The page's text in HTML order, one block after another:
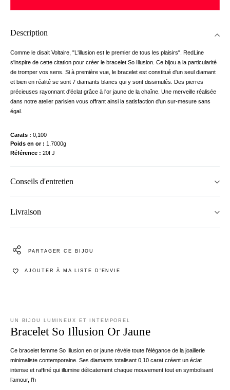
Description
Comme le disait Voltaire, "L'illusion est le premier de tous les plaisirs". RedLine
s'inspire de cette citation pour créer le bracelet So Illusion. Ce bijou a la particularité
de tromper vos sens. Si à première vue, le bracelet est constitué d'un seul diamant
et bien en réalité se sont 7 diamants blancs qui y sont dissimulés. Des pierres
précieuses rayonnant d'éclat grâce à l'or jaune de la chaîne. Une merveille réalisée
dans notre atelier parisien vous offrant ainsi la satisfaction d'un sur-mesure sans
égal.
Carats
0,100
Poids en or
1.7000g
Référence
20f J
Conseils d'entretien
Livraison
PARTAGER CE BIJOU
AJOUTER À MA LISTE D’ENVIE
UN BIJOU LUMINEUX ET INTEMPOREL
Bracelet So Illusion Or Jaune
Ce bracelet femme So Illusion en or jaune révèle toute l’élégance de la joaillerie
minimaliste contemporaine. Ses diamants totalisant 0,10 carat créent un éclat
intense et raffiné qui illumine délicatement chaque mouvement tout en symbolisant
l’amour, l’h